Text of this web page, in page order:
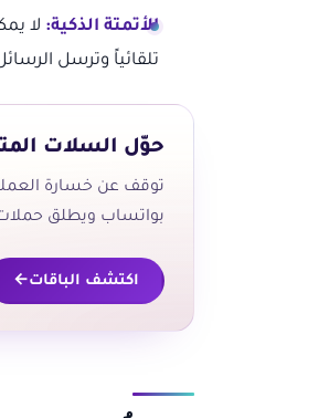
الأتمتة الذكية: لا
تلقائياً وترسل
حوّل السلات
توقف عن خسارة
بواتساب ويطلق حملات
اكتشف الباقات